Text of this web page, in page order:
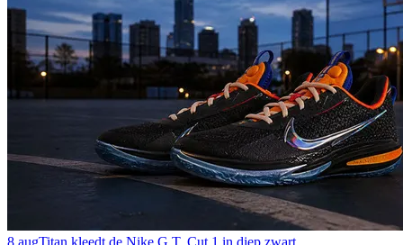
8 augTitan kleedt de Nike G.T. Cut 1 in diep zwart